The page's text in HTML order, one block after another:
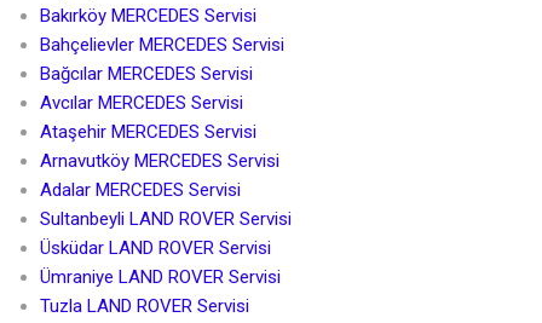
Bakırköy MERCEDES Servisi
Bahçelievler MERCEDES Servisi
Bağcılar MERCEDES Servisi
Avcılar MERCEDES Servisi
Ataşehir MERCEDES Servisi
Arnavutköy MERCEDES Servisi
Adalar MERCEDES Servisi
Sultanbeyli LAND ROVER Servisi
Üsküdar LAND ROVER Servisi
Ümraniye LAND ROVER Servisi
Tuzla LAND ROVER Servisi